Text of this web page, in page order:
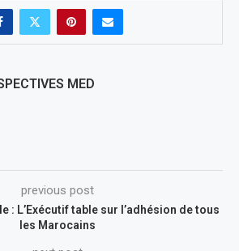
MED
previous post
: L’Exécutif table sur l’adhésion de tous
les Marocains